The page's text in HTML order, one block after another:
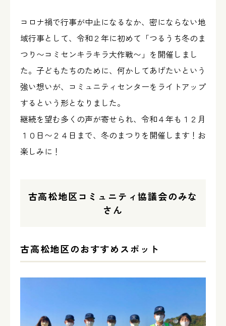
コロナ禍で行事が中止になるなか、密にならない地
域行事として、令和２年に初めて「つるうち冬のま
つり〜コミセンキラキラ大作戦〜」を開催しまし
た。子どもたちのために、何かしてあげたいという
強い想いが、コミュニティセンターをライトアップ
するという形となりました。
継続を望む多くの声が寄せられ、令和４年も１２月
１０日〜２４日まで、冬のまつりを開催します！お
楽しみに！
古高松地区コミュニティ協議会のみな
さん
古高松地区のおすすめスポット